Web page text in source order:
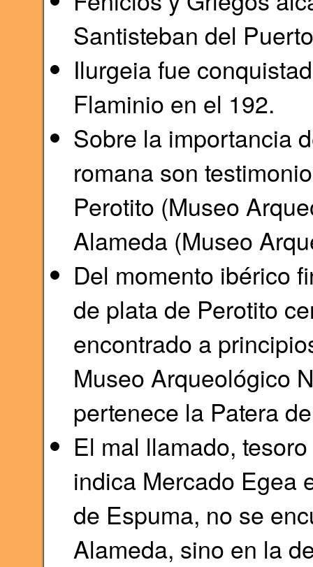
Santisteban del
Ilurgeia fue
Flaminio en el 192.
Sobre la importancia
romana son
Perotito (Museo
Alameda (Museo
Del momento ibérico
de plata de Perotito
encontrado a
Museo Arqueológico
pertenece la Patera
El mal llamado,
indica Mercado Egea
de Espuma, no se
Alameda, sino en la